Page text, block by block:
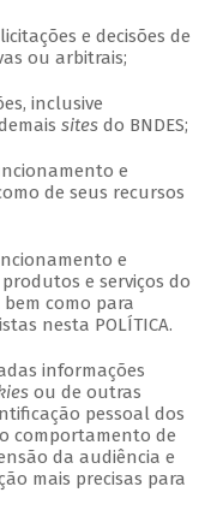
e decisões de
ou arbitrais;
inclusive
sites do BNDES;
e
de seus recursos
e
e serviços do
bem como para
nesta POLÍTICA.
informações
ou de outras
pessoal dos
comportamento de
da audiência e
mais precisas para